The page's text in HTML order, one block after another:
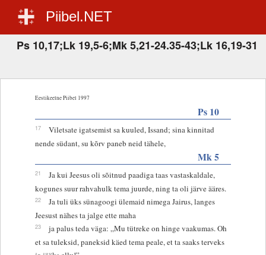
Piibel.NET
Ps 10,17;Lk 19,5-6;Mk 5,21-24.35-43;Lk 16,19-31
Eestikeelne Piibel 1997
Ps 10
17
Viletsate igatsemist sa kuuled, Issand; sina kinnitad
nende südant, su kõrv paneb neid tähele,
Mk 5
21
Ja kui Jeesus oli sõitnud paadiga taas vastaskaldale,
kogunes suur rahvahulk tema juurde, ning ta oli järve ääres.
22
Ja tuli üks sünagoogi ülemaid nimega Jairus, langes
Jeesust nähes ta jalge ette maha
23
ja palus teda väga: „Mu tütreke on hinge vaakumas. Oh
et sa tuleksid, paneksid käed tema peale, et ta saaks terveks